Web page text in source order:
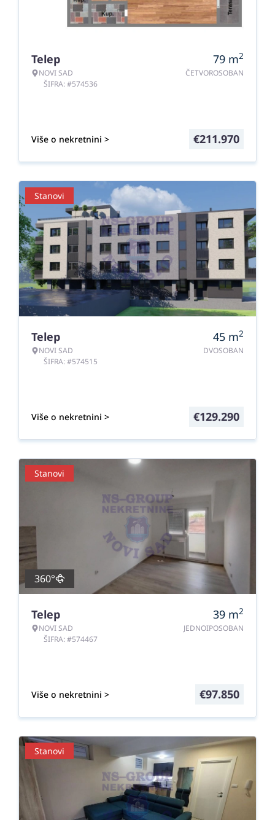
Telep
NOVI SAD
ŠIFRA: #574536
79 m2
ČETVOROSOBAN
Više o nekretnini > €211.970
Stanovi
Telep
NOVI SAD
ŠIFRA: #574515
45 m2
DVOSOBAN
Više o nekretnini > €129.290
Stanovi
360°
Telep
NOVI SAD
ŠIFRA: #574467
39 m2
JEDNOIPOSOBAN
Više o nekretnini > €97.850
Stanovi